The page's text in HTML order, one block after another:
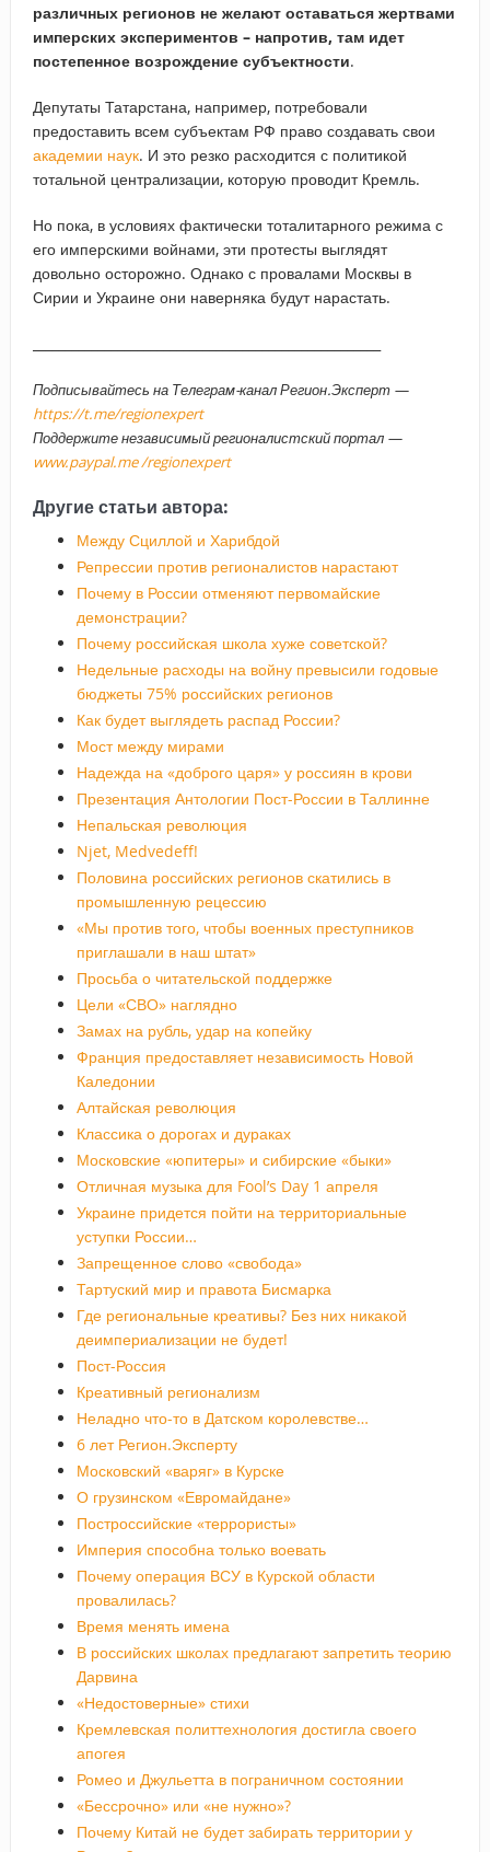
различных регионов не желают оставаться жертвами
имперских экспериментов – напротив, там идет
постепенное возрождение субъектности.
Депутаты Татарстана, например, потребовали
предоставить всем субъектам РФ право создавать свои
академии наук. И это резко расходится с политикой
тотальной централизации, которую проводит Кремль.
Но пока, в условиях фактически тоталитарного режима с
его имперскими войнами, эти протесты выглядят
довольно осторожно. Однако с провалами Москвы в
Сирии и Украине они наверняка будут нарастать.
Подписывайтесь на Телеграм-канал Регион.Эксперт —
https://t.me/regionexpert
Поддержите независимый регионалистский портал —
www.paypal.me /regionexpert
Другие статьи автора:
Между Сциллой и Харибдой
Репрессии против регионалистов нарастают
Почему в России отменяют первомайские
демонстрации?
Почему российская школа хуже советской?
Недельные расходы на войну превысили годовые
бюджеты 75% российских регионов
Как будет выглядеть распад России?
Мост между мирами
Надежда на «доброго царя» у россиян в крови
Презентация Антологии Пост-России в Таллинне
Непальская революция
Njet, Medvedeff!
Половина российских регионов скатились в
промышленную рецессию
«Мы против того, чтобы военных преступников
приглашали в наш штат»
Просьба о читательской поддержке
Цели «СВО» наглядно
Замах на рубль, удар на копейку
Франция предоставляет независимость Новой
Каледонии
Алтайская революция
Классика о дорогах и дураках
Московские «юпитеры» и сибирские «быки»
Отличная музыка для Fool’s Day 1 апреля
Украине придется пойти на территориальные
уступки России…
Запрещенное слово «свобода»
Тартуский мир и правота Бисмарка
Где региональные креативы? Без них никакой
деимпериализации не будет!
Пост-Россия
Креативный регионализм
Неладно что-то в Датском королевстве…
6 лет Регион.Эксперту
Московский «варяг» в Курске
О грузинском «Евромайдане»
Построссийские «террористы»
Империя способна только воевать
Почему операция ВСУ в Курской области
провалилась?
Время менять имена
В российских школах предлагают запретить теорию
Дарвина
«Недостоверные» стихи
Кремлевская политтехнология достигла своего
апогея
Ромео и Джульетта в пограничном состоянии
«Бессрочно» или «не нужно»?
Почему Китай не будет забирать территории у